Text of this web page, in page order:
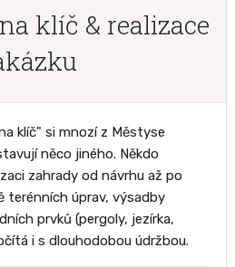
klíč & realizace
klíč" si mnozí z Městyse
něco jiného. Někdo
zahrady od návrhu až po
terénních úprav, výsadby
prvků (pergoly, jezírka,
i s dlouhodobou údržbou.